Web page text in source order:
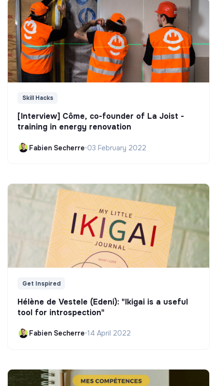
Skill Hacks
[Interview] Côme, co-founder of La Joist -
training in energy renovation
Fabien Secherre•03 February 2022
Get Inspired
Hélène de Vestele (Edeni): "Ikigai is a useful
tool for introspection"
Fabien Secherre•14 April 2022